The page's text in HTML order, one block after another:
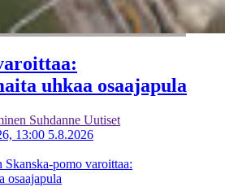
uhkaa osaajapula
Suhdanne Uutiset
13:00 5.8.2026
pomo varoittaa:
osaajapula